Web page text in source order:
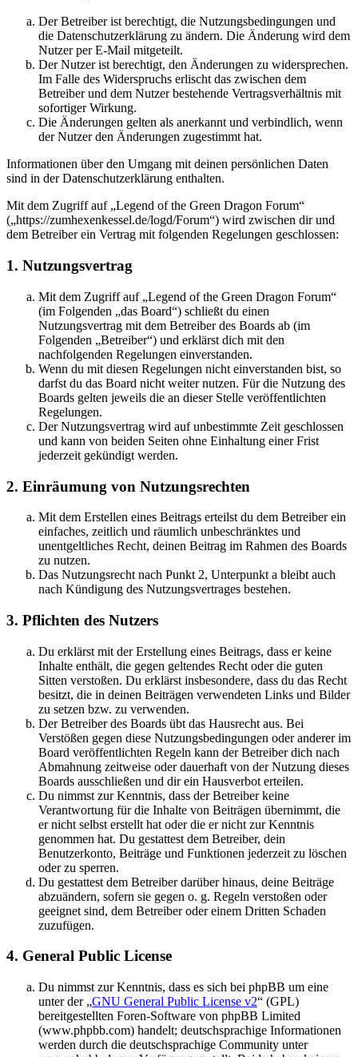
Der Betreiber ist berechtigt, die Nutzungsbedingungen und
die Datenschutzerklärung zu ändern. Die Änderung wird dem
Nutzer per E-Mail mitgeteilt.
Der Nutzer ist berechtigt, den Änderungen zu widersprechen.
Im Falle des Widerspruchs erlischt das zwischen dem
Betreiber und dem Nutzer bestehende Vertragsverhältnis mit
sofortiger Wirkung.
Die Änderungen gelten als anerkannt und verbindlich, wenn
der Nutzer den Änderungen zugestimmt hat.
Informationen über den Umgang mit deinen persönlichen Daten
sind in der Datenschutzerklärung enthalten.
Mit dem Zugriff auf „Legend of the Green Dragon Forum“
(„https://zumhexenkessel.de/logd/Forum“) wird zwischen dir und
dem Betreiber ein Vertrag mit folgenden Regelungen geschlossen:
1. Nutzungsvertrag
Mit dem Zugriff auf „Legend of the Green Dragon Forum“
(im Folgenden „das Board“) schließt du einen
Nutzungsvertrag mit dem Betreiber des Boards ab (im
Folgenden „Betreiber“) und erklärst dich mit den
nachfolgenden Regelungen einverstanden.
Wenn du mit diesen Regelungen nicht einverstanden bist, so
darfst du das Board nicht weiter nutzen. Für die Nutzung des
Boards gelten jeweils die an dieser Stelle veröffentlichten
Regelungen.
Der Nutzungsvertrag wird auf unbestimmte Zeit geschlossen
und kann von beiden Seiten ohne Einhaltung einer Frist
jederzeit gekündigt werden.
2. Einräumung von Nutzungsrechten
Mit dem Erstellen eines Beitrags erteilst du dem Betreiber ein
einfaches, zeitlich und räumlich unbeschränktes und
unentgeltliches Recht, deinen Beitrag im Rahmen des Boards
zu nutzen.
Das Nutzungsrecht nach Punkt 2, Unterpunkt a bleibt auch
nach Kündigung des Nutzungsvertrages bestehen.
3. Pflichten des Nutzers
Du erklärst mit der Erstellung eines Beitrags, dass er keine
Inhalte enthält, die gegen geltendes Recht oder die guten
Sitten verstoßen. Du erklärst insbesondere, dass du das Recht
besitzt, die in deinen Beiträgen verwendeten Links und Bilder
zu setzen bzw. zu verwenden.
Der Betreiber des Boards übt das Hausrecht aus. Bei
Verstößen gegen diese Nutzungsbedingungen oder anderer im
Board veröffentlichten Regeln kann der Betreiber dich nach
Abmahnung zeitweise oder dauerhaft von der Nutzung dieses
Boards ausschließen und dir ein Hausverbot erteilen.
Du nimmst zur Kenntnis, dass der Betreiber keine
Verantwortung für die Inhalte von Beiträgen übernimmt, die
er nicht selbst erstellt hat oder die er nicht zur Kenntnis
genommen hat. Du gestattest dem Betreiber, dein
Benutzerkonto, Beiträge und Funktionen jederzeit zu löschen
oder zu sperren.
Du gestattest dem Betreiber darüber hinaus, deine Beiträge
abzuändern, sofern sie gegen o. g. Regeln verstoßen oder
geeignet sind, dem Betreiber oder einem Dritten Schaden
zuzufügen.
4. General Public License
Du nimmst zur Kenntnis, dass es sich bei phpBB um eine
unter der „GNU General Public License v2“ (GPL)
bereitgestellten Foren-Software von phpBB Limited
(www.phpbb.com) handelt; deutschsprachige Informationen
werden durch die deutschsprachige Community unter